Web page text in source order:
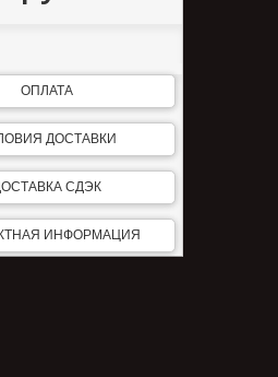
ОПЛАТА
ДОСТАВКИ
СДЭК
ИНФОРМАЦИЯ